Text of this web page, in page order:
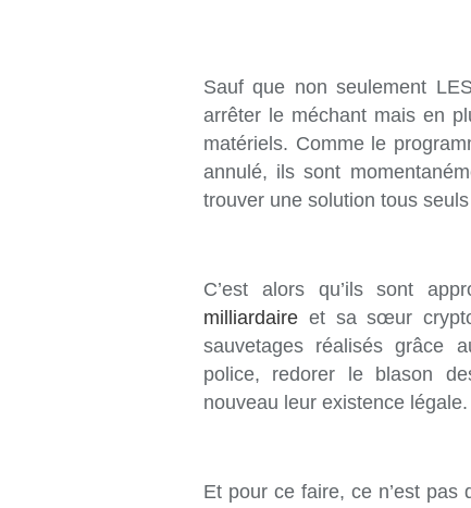
Sauf que non seulement
arrêter le méchant mais en
matériels. Comme le
annulé, ils sont
trouver une solution tous
C’est alors qu’ils sont
milliardaire et sa sœur
sauvetages réalisés grâce
police, redorer le blason
nouveau leur existence légale.
Et pour ce faire, ce n’est pas